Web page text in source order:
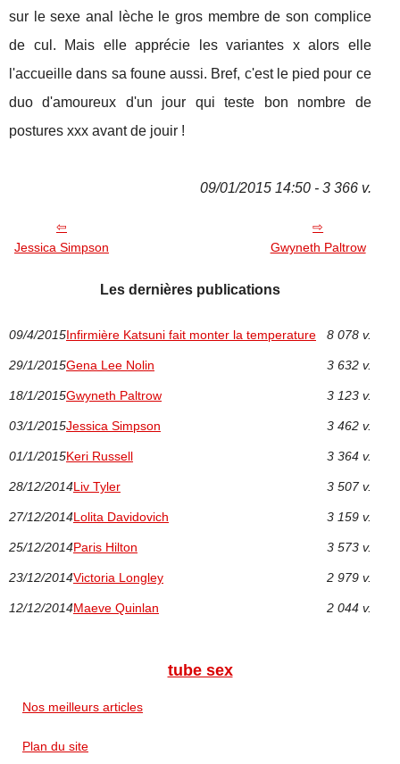
sur le sexe anal lèche le gros membre de son complice
de cul. Mais elle apprécie les variantes x alors elle
l'accueille dans sa foune aussi. Bref, c'est le pied pour ce
duo d'amoureux d'un jour qui teste bon nombre de
postures xxx avant de jouir !
09/01/2015 14:50 - 3 366 v.
Jessica Simpson Gwyneth Paltrow
Les dernières publications
09/4/2015Infirmière Katsuni fait monter la temperature 8 078 v.
29/1/2015Gena Lee Nolin 3 632 v.
18/1/2015Gwyneth Paltrow 3 123 v.
03/1/2015Jessica Simpson 3 462 v.
01/1/2015Keri Russell 3 364 v.
28/12/2014Liv Tyler 3 507 v.
27/12/2014Lolita Davidovich 3 159 v.
25/12/2014Paris Hilton 3 573 v.
23/12/2014Victoria Longley 2 979 v.
12/12/2014Maeve Quinlan 2 044 v.
tube sex
Nos meilleurs articles
Plan du site